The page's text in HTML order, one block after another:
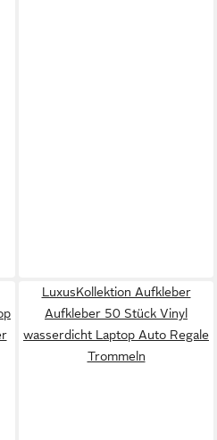
LuxusKollektion Aufkleber
Aufkleber 50 Stück Vinyl
wasserdicht Laptop Auto Regale
Trommeln